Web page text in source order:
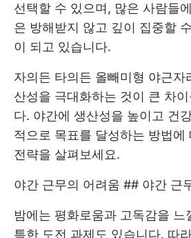
선택할 수 있으며, 많은 사람들
은 방해받지 않고 깊이 집중할
이 되고 있습니다.
자의든 타의든 올빼미형 야근자
산성을 극대화하는 것이 큰 차
다. 야간에 생산성을 높이고 건
적으로 목표를 달성하는 방법에
전략을 살펴보세요.
야간 근무의 어려움 ## 야간 근
밤에는 평화로움과 고독감을 느
특한 도전 과제도 있습니다. 따